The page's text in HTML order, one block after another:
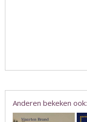
Anderen bekeken ook: